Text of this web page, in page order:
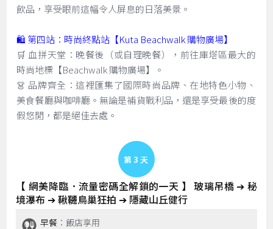
飲品，享受眼前這幅令人屏息的日落美景。
🛍️ 第四站：時尚終點站【Kuta Beachwalk 購物廣場】
🛒 血拼天堂：晚餐後（或自理晚餐），前往庫塔區最大的
時尚地標【Beachwalk 購物廣場】。
👗 品牌齊全：這裡匯集了國際時尚品牌、在地特色小物、
美食餐廳與咖啡廳。無論是補貨戰利品，還是享受最後的度
假悠閒，都是絕佳去處。
Day 3
【 網美降臨．流量密碼全解鎖的一天 】 玻璃吊橋 ➔ 秘
境瀑布 ➔ 鞦韆鳥巢狂拍 ➔ 隱藏山丘健行
早餐 ：飯店享用